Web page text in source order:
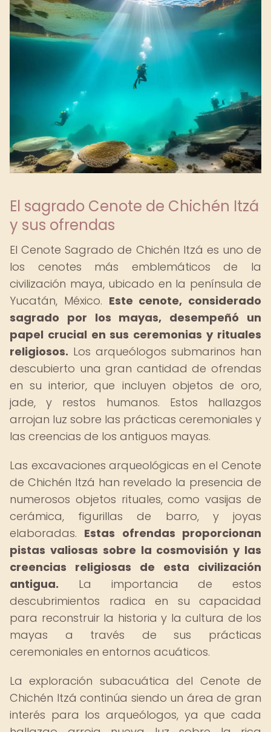
El sagrado Cenote de Chichén Itzá
y sus ofrendas
El Cenote Sagrado de Chichén Itzá es uno de
los cenotes más emblemáticos de la
civilización maya, ubicado en la península de
Yucatán, México. Este cenote, considerado
sagrado por los mayas, desempeñó un
papel crucial en sus ceremonias y rituales
religiosos. Los arqueólogos submarinos han
descubierto una gran cantidad de ofrendas
en su interior, que incluyen objetos de oro,
jade, y restos humanos. Estos hallazgos
arrojan luz sobre las prácticas ceremoniales y
las creencias de los antiguos mayas.
Las excavaciones arqueológicas en el Cenote
de Chichén Itzá han revelado la presencia de
numerosos objetos rituales, como vasijas de
cerámica, figurillas de barro, y joyas
elaboradas. Estas ofrendas proporcionan
pistas valiosas sobre la cosmovisión y las
creencias religiosas de esta civilización
antigua. La importancia de estos
descubrimientos radica en su capacidad
para reconstruir la historia y la cultura de los
mayas a través de sus prácticas
ceremoniales en entornos acuáticos.
La exploración subacuática del Cenote de
Chichén Itzá continúa siendo un área de gran
interés para los arqueólogos, ya que cada